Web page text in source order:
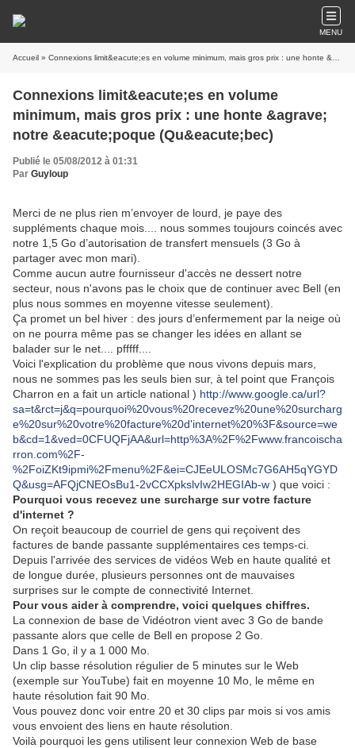
MENU
Accueil » Connexions limit&eacute;es en volume minimum, mais gros prix : une honte &agrave; notre &eacute;poque (Qu&eacute;bec)
Connexions limit&eacute;es en volume
minimum, mais gros prix : une honte &agrave;
notre &eacute;poque (Qu&eacute;bec)
Publié le 05/08/2012 à 01:31
Par Guyloup
Merci de ne plus rien m’envoyer de lourd, je paye des
suppléments chaque mois.... nous sommes toujours coincés avec
notre 1,5 Go d’autorisation de transfert mensuels (3 Go à
partager avec mon mari).
Comme aucun autre fournisseur d'accès ne dessert notre
secteur, nous n'avons pas le choix que de continuer avec Bell (en
plus nous sommes en moyenne vitesse seulement).
Ça promet un bel hiver : des jours d’enfermement par la neige où
on ne pourra même pas se changer les idées en allant se
balader sur le net.... pfffff....
Voici l'explication du problème que nous vivons depuis mars,
nous ne sommes pas les seuls bien sur, à tel point que François
Charron en a fait un article national ) http://www.google.ca/url?
sa=t&rct=j&q=pourquoi%20vous%20recevez%20une%20surcharg
e%20sur%20votre%20facture%20d'internet%20%3F&source=we
b&cd=1&ved=0CFUQFjAA&url=http%3A%2F%2Fwww.francoischa
rron.com%2F-
%2FoiZKt9ipmi%2Fmenu%2F&ei=CJEeULOSMc7G6AH5qYGYD
Q&usg=AFQjCNEOsBu1-2vCCXpkslvIw2HEGIAb-w ) que voici :
Pourquoi vous recevez une surcharge sur votre facture
d'internet ?
On reçoit beaucoup de courriel de gens qui reçoivent des
factures de bande passante supplémentaires ces temps-ci.
Depuis l'arrivée des services de vidéos Web en haute qualité et
de longue durée, plusieurs personnes ont de mauvaises
surprises sur le compte de connectivité Internet.
Pour vous aider à comprendre, voici quelques chiffres.
La connexion de base de Vidéotron vient avec 3 Go de bande
passante alors que celle de Bell en propose 2 Go.
Dans 1 Go, il y a 1 000 Mo.
Un clip basse résolution régulier de 5 minutes sur le Web
(exemple sur YouTube) fait en moyenne 10 Mo, le même en
haute résolution fait 90 Mo.
Vous pouvez donc voir entre 20 et 30 clips par mois si vos amis
vous envoient des liens en haute résolution.
Voilà pourquoi les gens utilisent leur connexion Web de base